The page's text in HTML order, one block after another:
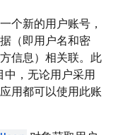
个新的用户账号，
（即用户名和密
信息）相关联。此
中，无论用户采用
用都可以使用此账